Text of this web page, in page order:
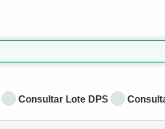
Consultar Lote DPS